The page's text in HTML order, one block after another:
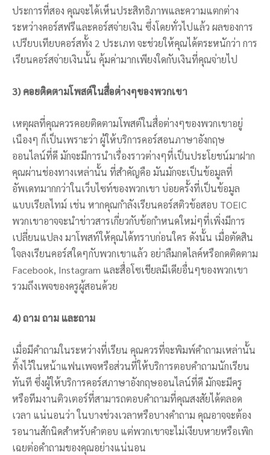
ประการที่สอง คุณจะได้เห็นประสิทธิภาพและความแตกต่าง
ระหว่างคอร์สฟรีและคอร์สจ่ายเงิน ซึ่งโดยทั่วไปแล้ว ผลของการ
เปรียบเทียบคอร์สทั้ง 2 ประเภท จะช่วยให้คุณได้ตระหนักว่า การ
เรียนคอร์สจ่ายเงินนั้น คุ้มค่ามากเพียงใดกับเงินที่คุณจ่ายไป
3) คอยติดตามโพสต์ในสื่อต่างๆของพวกเขา
เหตุผลที่คุณควรคอยติดตามโพสต์ในสื่อต่างๆของพวกเขาอยู่
เนืองๆ ก็เป็นเพราะว่า ผู้ให้บริการคอร์สอนภาษาอังกฤษ
ออนไลน์ที่ดี มักจะมีการนำเรื่องราวต่างๆที่เป็นประโยชน์มาฝาก
คุณผ่านช่องทางเหล่านั้น ที่สำคัญคือ มันมักจะเป็นข้อมูลที่
อัพเดทมากกว่าในเว็บไซท์ของพวกเขา บ่อยครั้งที่เป็นข้อมูล
แบบเรียลไทม์ เช่น หากคุณกำลังเรียนคอร์สติวข้อสอบ TOEIC
พวกเขาอาจจะนำข่าวสารเกี่ยวกับข้อกำหนดใหม่ๆที่เพิ่งมีการ
เปลี่ยนแปลง มาโพสท์ให้คุณได้ทราบก่อนใคร ดังนั้น เมื่อตัดสิน
ใจลงเรียนคอร์สใดๆกับพวกเขาแล้ว อย่าลืมกดไลค์หรือกดติดตาม
Facebook, Instagram และสื่อโซเชียลมีเดียอื่นๆของพวกเขา
รวมถึงเพจของครูผู้สอนด้วย
4) ถาม ถาม และถาม
เมื่อมีคำถามในระหว่างที่เรียน คุณควรที่จะพิมพ์คำถามเหล่านั้น
ทิ้งไว้ในหน้าแฟนเพจหรือส่วนที่ให้บริการตอบคำถามนักเรียน
ทันที ซึ่งผู้ให้บริการคอร์สภาษาอังกฤษออนไลน์ที่ดี มักจะมีครู
หรือทีมงานติวเตอร์ที่สามารถตอบคำถามที่คุณสงสัยได้ตลอด
เวลา แน่นอนว่า ในบางช่วงเวลาหรือบางคำถาม คุณอาจจะต้อง
รอนานสักนิดสำหรับคำตอบ แต่พวกเขาจะไม่เงียบหายหรือเพิก
เฉยต่อคำถามของคุณอย่างแน่นอน